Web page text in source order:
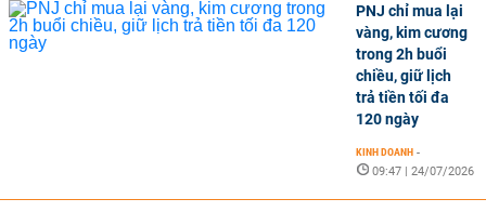
PNJ chỉ mua lại
vàng, kim cương
trong 2h buổi
chiều, giữ lịch
trả tiền tối đa
120 ngày
KINH DOANH -
09:47 | 24/07/2026